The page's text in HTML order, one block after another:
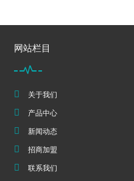
网站栏目
关于我们
产品中心
新闻动态
招商加盟
联系我们